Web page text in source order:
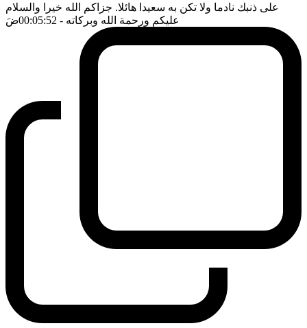
على ذنبك نادما ولا تكن به سعيدا هائلا. جزاكم الله خيرا والسلام
عليكم ورحمة الله وبركاته - 00:05:52 ضَ